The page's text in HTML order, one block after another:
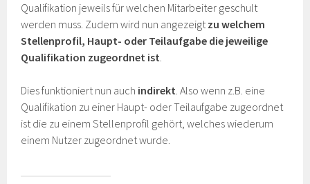
Qualifikation jeweils für welchen Mitarbeiter geschult
werden muss. Zudem wird nun angezeigtzu welchem
Stellenprofil, Haupt- oder Teilaufgabe die jeweilige
Qualifikation zugeordnet ist.
Dies funktioniert nun auch indirekt. Also wenn z.B. eine
Qualifikation zu einer Haupt- oder Teilaufgabe zugeordnet
ist die zu einem Stellenprofil gehört, welches wiederum
einem Nutzer zugeordnet wurde.